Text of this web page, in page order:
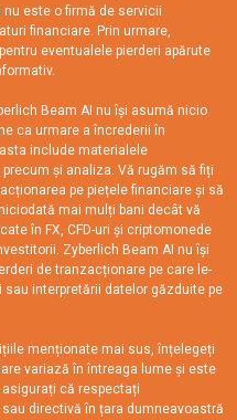
este o firmă de servicii
financiare. Prin urmare,
eventualele pierderi apărute
Beam AI nu își asumă nicio
ca urmare a încrederii în
include materialele
și analiza. Vă rugăm să fiți
pe piețele financiare și să
mai mulți bani decât vă
în FX, CFD-uri și criptomonede
Zyberlich Beam AI nu își
de tranzacționare pe care le-
interpretării datelor găzduite pe
menționate mai sus, înțelegeți
variază în întreaga lume și este
că respectați
directivă în țara dumneavoastră